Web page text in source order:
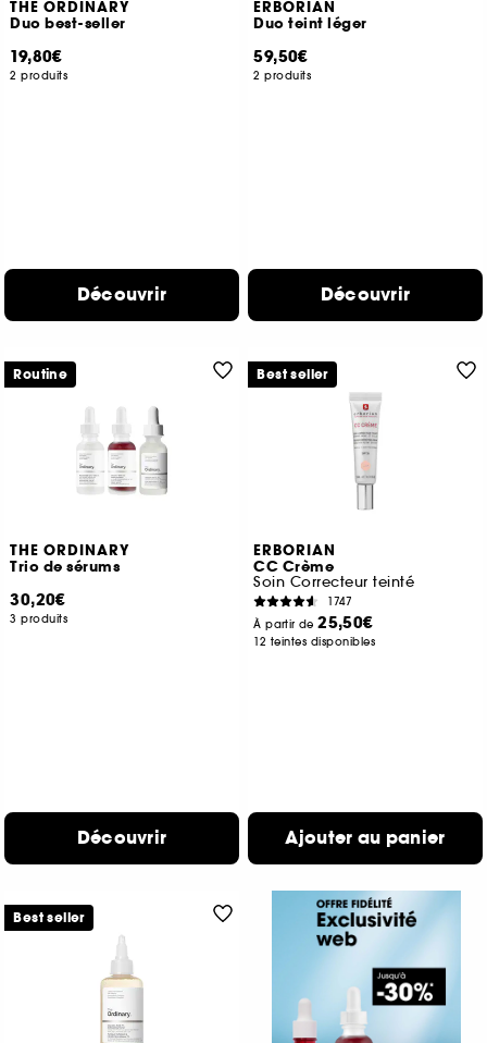
THE ORDINARY
Duo best-seller
19,80€
2 produits
Découvrir
ERBORIAN
Duo teint léger
59,50€
2 produits
Découvrir
THE ORDINARY
Trio de sérums
30,20€
3 produits
Découvrir
Routine
ERBORIAN
CC Crème
Soin Correcteur teinté
1747
À partir de25,50€
12 teintes disponibles
Ajouter au panier
Best seller
Best seller